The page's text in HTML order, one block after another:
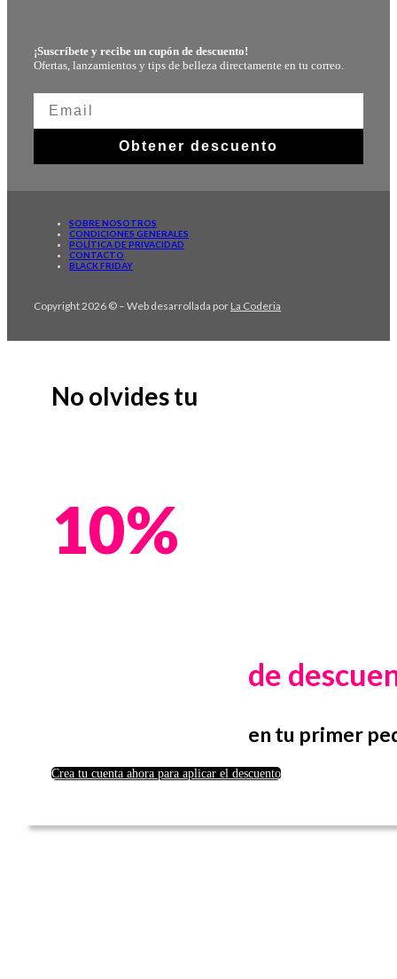
¡Suscríbete y recibe un cupón de descuento!
Ofertas, lanzamientos y tips de belleza directamente en tu correo.
Obtener descuento
SOBRE NOSOTROS
CONDICIONES GENERALES
POLÍTICA DE PRIVACIDAD
CONTACTO
BLACK FRIDAY
Copyright 2026 © – Web desarrollada por La Coderia
No olvides tu
10%
de
en tu primer
Crea tu cuenta ahora para aplicar el descuento